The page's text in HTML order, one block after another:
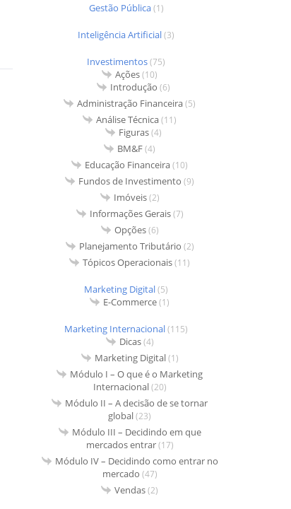
Gestão Pública(1)
Inteligência Artificial(3)
Investimentos(75)
Ações(10)
Introdução (6)
Administração Financeira(5)
Análise Técnica(11)
Figuras(4)
BM&F(4)
Educação Financeira(10)
Fundos de Investimento (9)
Imóveis(2)
Informações Gerais(7)
Opções(6)
Planejamento Tributário (2)
Tópicos Operacionais(11)
Marketing Digital(5)
E-Commerce(1)
Marketing Internacional(115)
Dicas(4)
Marketing Digital(1)
Módulo I – O que é o Marketing
Internacional(20)
Módulo II – A decisão de se tornar
global(23)
Módulo III – Decidindo em que
mercados entrar(17)
Módulo IV – Decidindo como entrar no
mercado (47)
Vendas(2)